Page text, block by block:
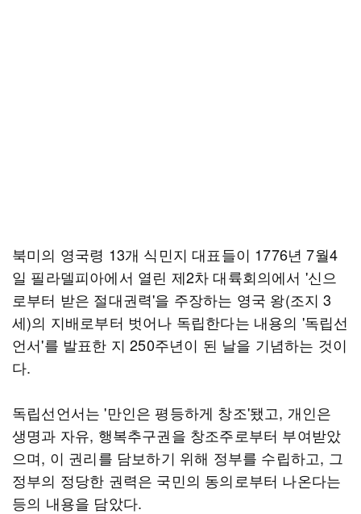
북미의 영국령 13개 식민지 대표들이 1776년 7월4
일 필라델피아에서 열린 제2차 대륙회의에서 '신으
로부터 받은 절대권력'을 주장하는 영국 왕(조지 3
세)의 지배로부터 벗어나 독립한다는 내용의 '독립선
언서'를 발표한 지 250주년이 된 날을 기념하는 것이
다.
독립선언서는 '만인은 평등하게 창조'됐고, 개인은
생명과 자유, 행복추구권을 창조주로부터 부여받았
으며, 이 권리를 담보하기 위해 정부를 수립하고, 그
정부의 정당한 권력은 국민의 동의로부터 나온다는
등의 내용을 담았다.